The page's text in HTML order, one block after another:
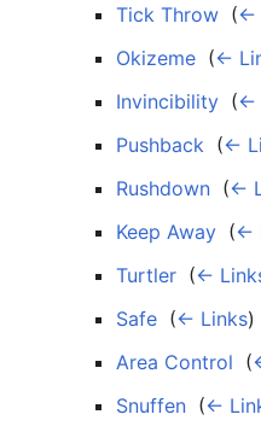
Tick Throw (←
Okizeme (←
Invincibility (←
Pushback (←
Rushdown (←
Keep Away (←
Turtler (←
Safe (← Links)
Area Control (
Snuffen (←